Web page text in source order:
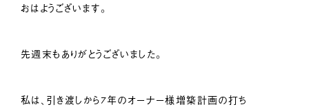
おはようございます。
先週末もありがとうございました。
私は、引き渡しから7年のオーナー様増築計画の打ち